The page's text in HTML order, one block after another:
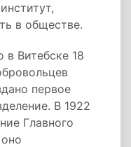
в обществе.
в Витебске 18
первое
В 1922
Главного